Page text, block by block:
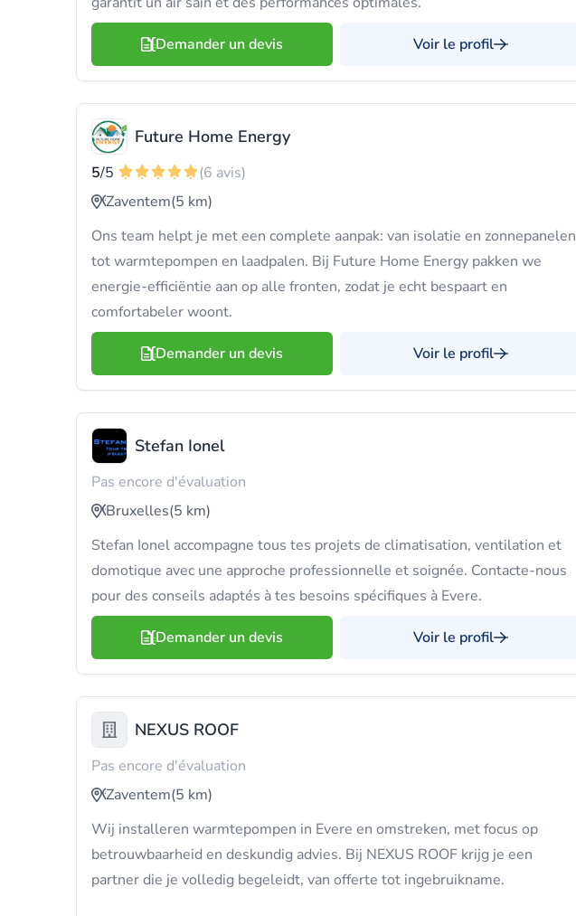
Demander un devis Voir le profil
Future Home Energy
5/5
(6 avis)
Zaventem(5 km)
Ons team helpt je met een complete aanpak: van isolatie en zonnepanelen
tot warmtepompen en laadpalen. Bij Future Home Energy pakken we
energie-efficiëntie aan op alle fronten, zodat je echt bespaart en
comfortabeler woont.
Demander un devis Voir le profil
Stefan Ionel
Pas encore d'évaluation
Bruxelles(5 km)
Stefan Ionel accompagne tous tes projets de climatisation, ventilation et
domotique avec une approche professionnelle et soignée. Contacte-nous
pour des conseils adaptés à tes besoins spécifiques à Evere.
Demander un devis Voir le profil
NEXUS ROOF
Pas encore d'évaluation
Zaventem(5 km)
Wij installeren warmtepompen in Evere en omstreken, met focus op
betrouwbaarheid en deskundig advies. Bij NEXUS ROOF krijg je een
partner die je volledig begeleidt, van offerte tot ingebruikname.